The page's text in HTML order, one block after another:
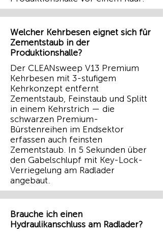
Welcher Kehrbesen eignet sich für
Zementstaub in der
Produktionshalle?
Der CLEANsweep V13 Premium
Kehrbesen mit 3-stufigem
Kehrkonzept entfernt
Zementstaub, Feinstaub und Splitt
in einem Kehrstrich — die
schwarzen Premium-
Bürstenreihen im Endsektor
erfassen auch feinsten
Zementstaub. In 5 Sekunden über
den Gabelschlupf mit Key-Lock-
Verriegelung am Radlader
angebaut.
Brauche ich einen
Hydraulikanschluss am Radlader?